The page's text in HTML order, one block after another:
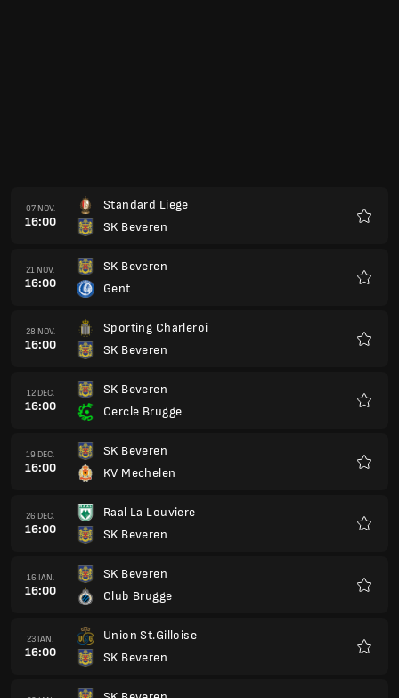
07 NOV.
16:00
Standard Liege
SK Beveren
21 NOV.
16:00
SK Beveren
Gent
28 NOV.
16:00
Sporting Charleroi
SK Beveren
12 DEC.
16:00
SK Beveren
Cercle Brugge
19 DEC.
16:00
SK Beveren
KV Mechelen
26 DEC.
16:00
Raal La Louviere
SK Beveren
16 IAN.
16:00
SK Beveren
Club Brugge
23 IAN.
16:00
Union St.Gilloise
SK Beveren